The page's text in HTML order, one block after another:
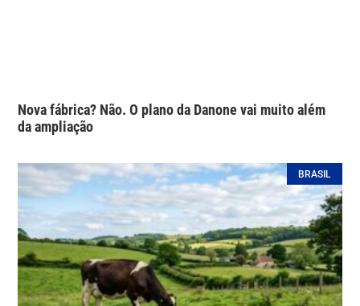
Nova fábrica? Não. O plano da Danone vai muito além
da ampliação
BRASIL